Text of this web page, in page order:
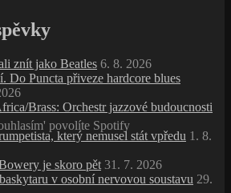
povolíte Spotify
znít jako Beatles 6. 8. 2026
Do Puncta přiveze hardcore blues
Brass: Orchestr jazzové budoucnosti
který nemusel stát vpředu 1. 8.
je skoro pět 31. 7. 2026
v osobní nervovou soustavu 29.